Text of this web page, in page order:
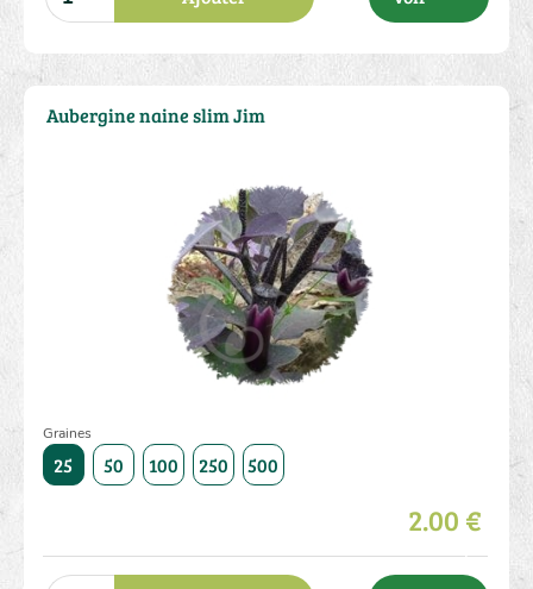
Graines
25 50 100 250 500 250
2.00 €
Aubergine naine slim Jim